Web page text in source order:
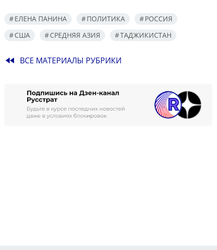
ЕЛЕНА ПАНИНА ПОЛИТИКА
РОССИЯ
США
СРЕДНЯЯ АЗИЯ ТАДЖИКИСТАН
fast_rewind ВСЕ МАТЕРИАЛЫ РУБРИКИ